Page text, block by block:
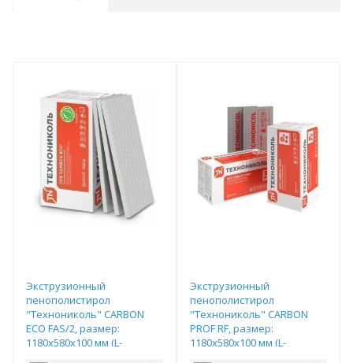
Экструзионный
пенополистирол
"Технониколь" CARBON
ECO FAS/2, размер:
1180х580х100 мм (L-
Экструзионный
пенополистирол
"Технониколь" CARBON
PROF RF, размер:
1180х580х100 мм (L-